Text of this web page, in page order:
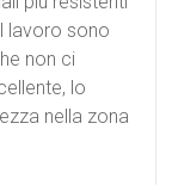
lavoro sono
non ci
lo
nella zona